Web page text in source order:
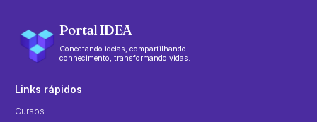
Portal IDEA
Conectando ideias, compartilhando
conhecimento, transformando vidas.
Links rápidos
Cursos